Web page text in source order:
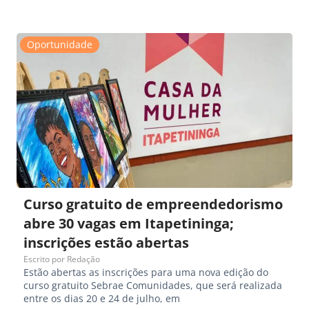
Oportunidade
Curso gratuito de empreendedorismo
abre 30 vagas em Itapetininga;
inscrições estão abertas
Escrito por Redação
Estão abertas as inscrições para uma nova edição do
curso gratuito Sebrae Comunidades, que será realizada
entre os dias 20 e 24 de julho, em